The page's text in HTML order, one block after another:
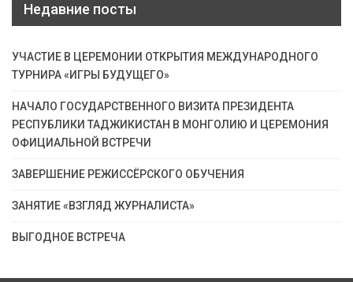
Недавние посты
УЧАСТИЕ В ЦЕРЕМОНИИ ОТКРЫТИЯ МЕЖДУНАРОДНОГО
ТУРНИРА «ИГРЫ БУДУЩЕГО»
НАЧАЛО ГОСУДАРСТВЕННОГО ВИЗИТА ПРЕЗИДЕНТА
РЕСПУБЛИКИ ТАДЖИКИСТАН В МОНГОЛИЮ И ЦЕРЕМОНИЯ
ОФИЦИАЛЬНОЙ ВСТРЕЧИ
ЗАВЕРШЕНИЕ РЕЖИССЁРСКОГО ОБУЧЕНИЯ
ЗАНЯТИЕ «ВЗГЛЯД ЖУРНАЛИСТА»
ВЫГОДНОЕ ВСТРЕЧА